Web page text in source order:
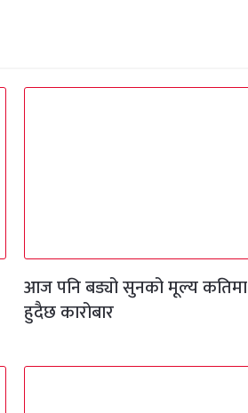
आज पनि बड्यो सुनको मूल्य कतिमा
हुदैछ कारोबार